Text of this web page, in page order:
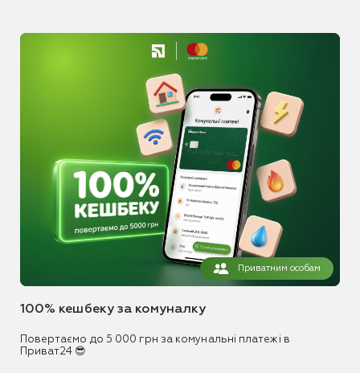
Приватним особам
100% кешбеку за комуналку
Повертаємо до 5 000 грн за комунальні платежі в
Приват24 😎